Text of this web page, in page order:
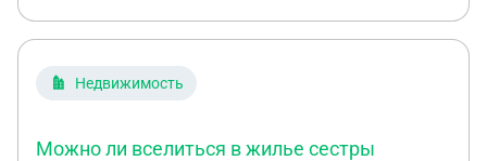
Недвижимость
Можно ли вселиться в жилье сестры